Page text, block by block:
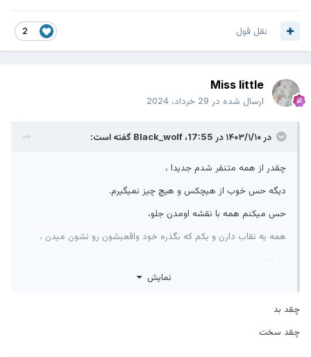
2 نقل قول
Miss little
ارسال شده در 29 خرداد، 2024
در ۱۴۰۳/۱/۱۰ در 17:55، Black_wolfگفته است:
چقدر از همه متنفر شدم جدیدا ،
دیگه حس خوب از هیچکس و هیچ چیز نمیگیرم.
حس میکنم همه با نقشه اومدن جلو،
همه یه نقاب دارن و یکم که بگذره خود واقعیشون رو نشون میدن ،
دلم میخواد همه آدمارو بلاک کنم و هیچ ارتباطی با هیچکس نگیرم.
اما همین آدما منو اینجوری کردن آره همشون
نمایش
چقد بد
چقد سخت